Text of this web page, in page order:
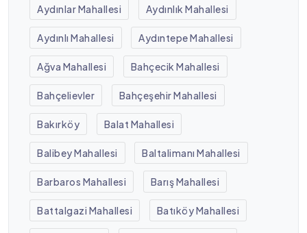
Aydınlar Mahallesi Aydınlık Mahallesi
Aydınlı Mahallesi Aydıntepe Mahallesi
Ağva Mahallesi Bahçecik Mahallesi
Bahçelievler Bahçeşehir Mahallesi
Bakırköy Balat Mahallesi
Balibey Mahallesi Baltalimanı Mahallesi
Barbaros Mahallesi Barış Mahallesi
Battalgazi Mahallesi Batıköy Mahallesi